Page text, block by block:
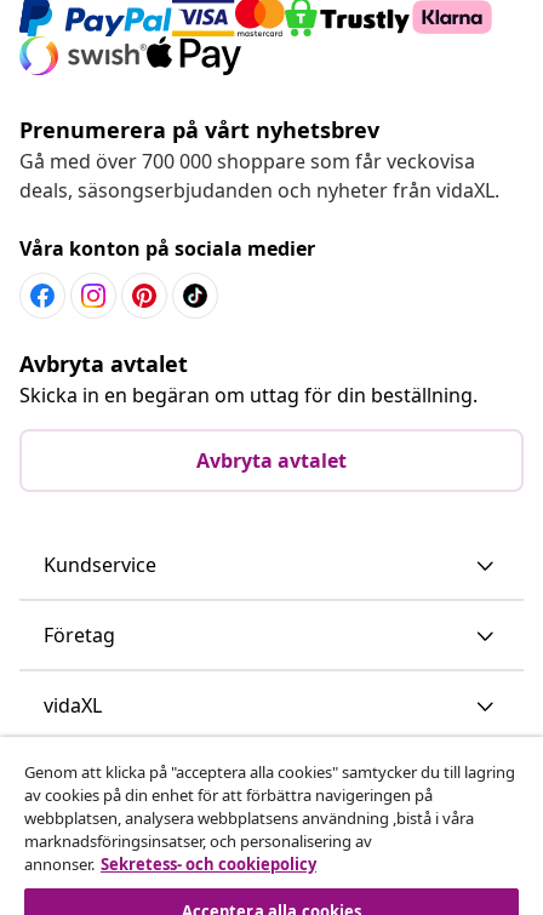
Prenumerera på vårt nyhetsbrev
Gå med över 700 000 shoppare som får veckovisa
deals, säsongserbjudanden och nyheter från vidaXL.
Våra konton på sociala medier
Avbryta avtalet
Skicka in en begäran om uttag för din beställning.
Avbryta avtalet
Kundservice
Företag
vidaXL
Upptäck mer
Genom att klicka på "acceptera alla cookies" samtycker du till lagring
av cookies på din enhet för att förbättra navigeringen på
webbplatsen, analysera webbplatsens användning ,bistå i våra
marknadsföringsinsatser, och personalisering av
annonser. Sekretess- och cookiepolicy